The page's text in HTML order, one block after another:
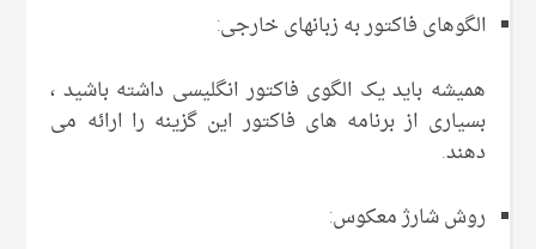
الگوهای فاکتور به زبانهای خارجی:
همیشه باید یک الگوی فاکتور انگلیسی داشته باشید ،
بسیاری از برنامه های فاکتور این گزینه را ارائه می
دهند.
روش شارژ معکوس: